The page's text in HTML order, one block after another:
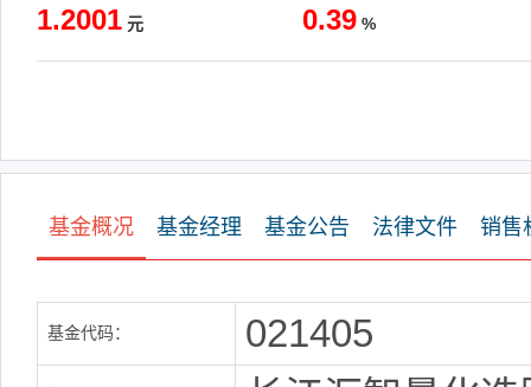
1.2001 元 0.39 %
基金概况 基金经理 基金公告 法律文件 销售
基金代码： 021405